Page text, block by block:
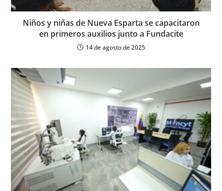
Niños y niñas de Nueva Esparta se capacitaron
en primeros auxilios junto a Fundacite
14 de agosto de 2025